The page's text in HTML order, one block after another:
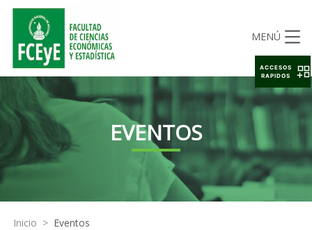
MENÚ
EVENTOS
Inicio > Eventos
ACCESOS
RAPIDOS